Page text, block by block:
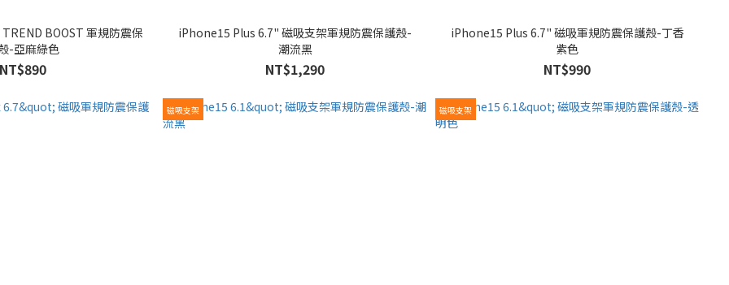
-亞麻綠色
iPhone15 Plus 6.7" 磁吸支架軍規防震保護殼-
潮流黑
NT$1,290
iPhone15 Plus 6.7" 磁吸軍規防震保護殼-丁香
紫色
NT$990
磁吸支架 磁吸支架